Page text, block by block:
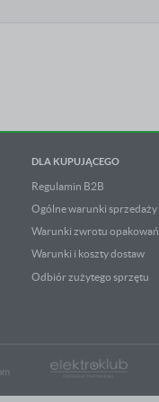
DLA KUPUJĄCEGO
Regulamin B2B
Ogólne warunki sprzedaży
Warunki zwrotu opakowań
Warunki i koszty dostaw
Odbiór zużytego sprzętu